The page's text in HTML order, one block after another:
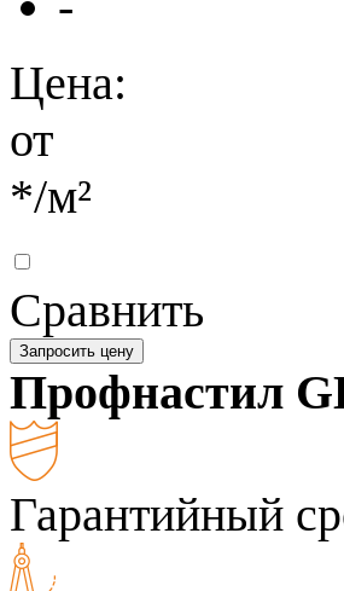
Цена:
от
*/м²
Сравнить
Запросить цену
Профнастил
Гарантийный